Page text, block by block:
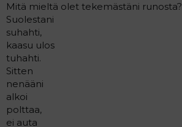
Mitä mieltä olet tekemästäni runosta?
Suolestani
suhahti,
kaasu ulos
tuhahti.
Sitten
nenääni
alkoi
polttaa,
ei auta